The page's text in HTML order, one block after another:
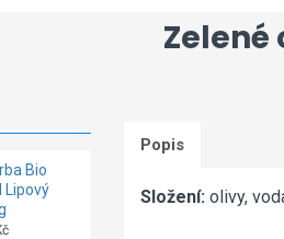
Bio
Lipový
slunečnicová
semínka Kerpi
Popis
Složení: olivy,